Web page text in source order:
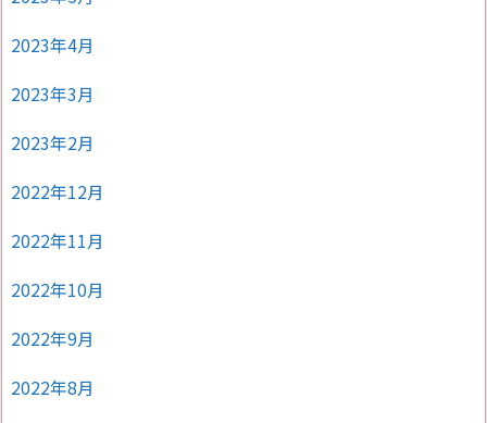
2023年4月
2023年3月
2023年2月
2022年12月
2022年11月
2022年10月
2022年9月
2022年8月